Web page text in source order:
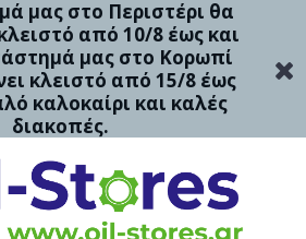
μας στο Περιστέρι θα
από 10/8 έως και
μας στο Κορωπί
κλειστό από 15/8 έως
καλοκαίρι και καλές
διακοπές.